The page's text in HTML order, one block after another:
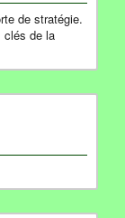
de stratégie.
clés de la